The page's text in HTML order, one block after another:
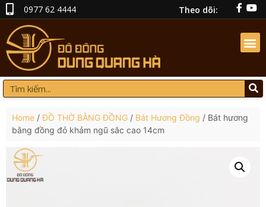
0977 62 4444 Theo dõi:
Home /ĐỒ THỜ BẰNG ĐỒNG / Bát Hương Đồng / Bát hương
bằng đồng đỏ khảm ngũ sắc cao 14cm